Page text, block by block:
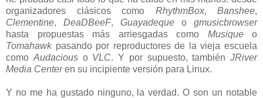
organizadores clásicos como RhythmBox, Banshee,
Clementine, DeaDBeeF, Guayadeque o gmusicbrowser
hasta propuestas más arriesgadas como Musiqueo
Tomahawkpasando por reproductores de la vieja escuela
como Audaciouso VLC. Y por supuesto, también JRiver
Media Centeren su incipiente versión para Linux.
Y no me ha gustado ninguno, la verdad. O son un notable